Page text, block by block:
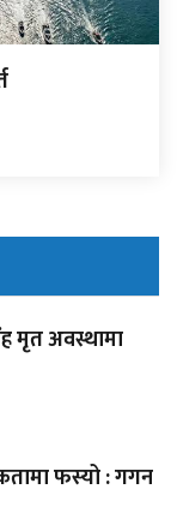
मृत अवस्थामा
फस्यो : गगन